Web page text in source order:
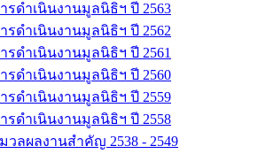
รดำเนินงานมูลนิธิฯ ปี 2563
รดำเนินงานมูลนิธิฯ ปี 2562
รดำเนินงานมูลนิธิฯ ปี 2561
รดำเนินงานมูลนิธิฯ ปี 2560
รดำเนินงานมูลนิธิฯ ปี 2559
รดำเนินงานมูลนิธิฯ ปี 2558
วลผลงานสำคัญ 2538 - 2549